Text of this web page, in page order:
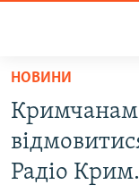
Перейти
основного
матеріалу
Перейти
до
ВОДА.КРИМ
ВІДЕО ТА ФОТО
НОВИНИ
Радіо